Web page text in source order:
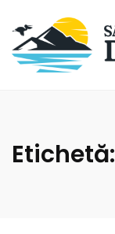
Etichetă: